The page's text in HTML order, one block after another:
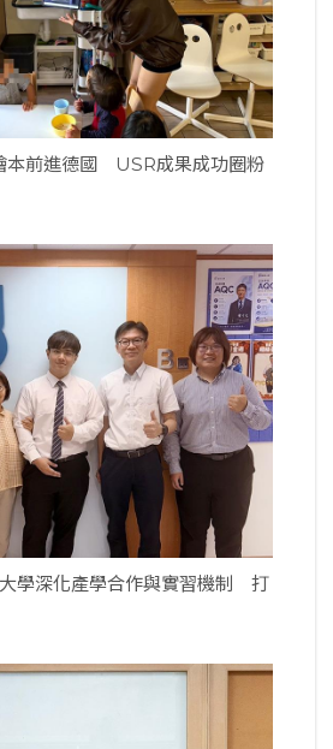
本前進德國 USR成果成功圈粉
學深化產學合作與實習機制 打